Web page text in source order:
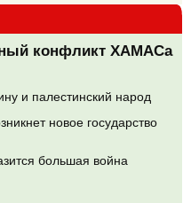
конфликт ХАМАСа
и палестинский народ
новое государство
большая война